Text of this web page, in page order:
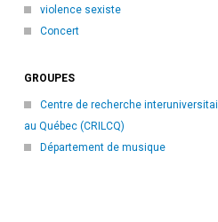
violence sexiste
Concert
GROUPES
Centre de recherche
au Québec (CRILCQ)
Département de musique